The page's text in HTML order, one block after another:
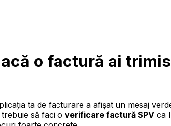
o factură ai
ta de facturare a afișat un mesaj
să faci o verificare factură SPV ca